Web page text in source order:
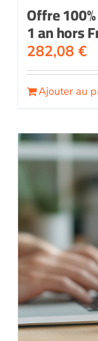
Offre
1 an hors
282,08 €
Ajouter au